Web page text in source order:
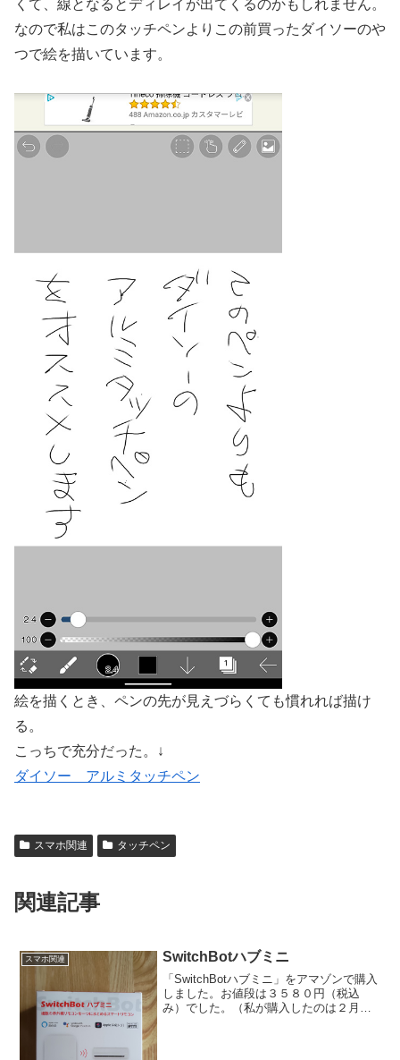
くて、線となるとディレイが出てくるのかもしれません。
なので私はこのタッチペンよりこの前買ったダイソーのや
つで絵を描いています。
絵を描くとき、ペンの先が見えづらくても慣れれば描け
る。
こっちで充分だった。↓
ダイソー アルミタッチペン
スマホ関連 タッチペン
関連記事
スマホ関連 SwitchBotハブミニ
「SwitchBotハブミニ」をアマゾンで購入
しました。お値段は３５８０円（税込
み）でした。（私が購入したのは２月で